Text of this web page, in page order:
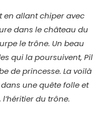
en allant chiper avec
dans le château du
le trône. Un beau
qui la poursuivent, Pil
de princesse. La voilà
une quête folle et
du trône.